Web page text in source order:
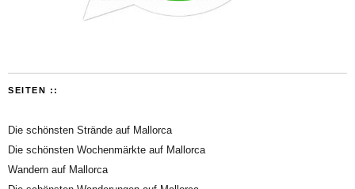
SEITEN ::
Die schönsten Strände auf Mallorca
Die schönsten Wochenmärkte auf Mallorca
Wandern auf Mallorca